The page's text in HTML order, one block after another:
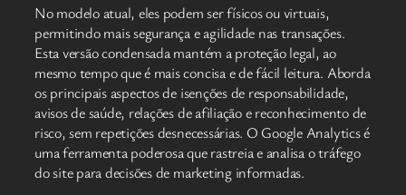
No modelo atual, eles podem ser físicos ou virtuais,
permitindo mais segurança e agilidade nas transações.
Esta versão condensada mantém a proteção legal, ao
mesmo tempo que é mais concisa e de fácil leitura. Aborda
os principais aspectos de isenções de responsabilidade,
avisos de saúde, relações de afiliação e reconhecimento de
risco, sem repetições desnecessárias. O Google Analytics é
uma ferramenta poderosa que rastreia e analisa o tráfego
do site para decisões de marketing informadas.